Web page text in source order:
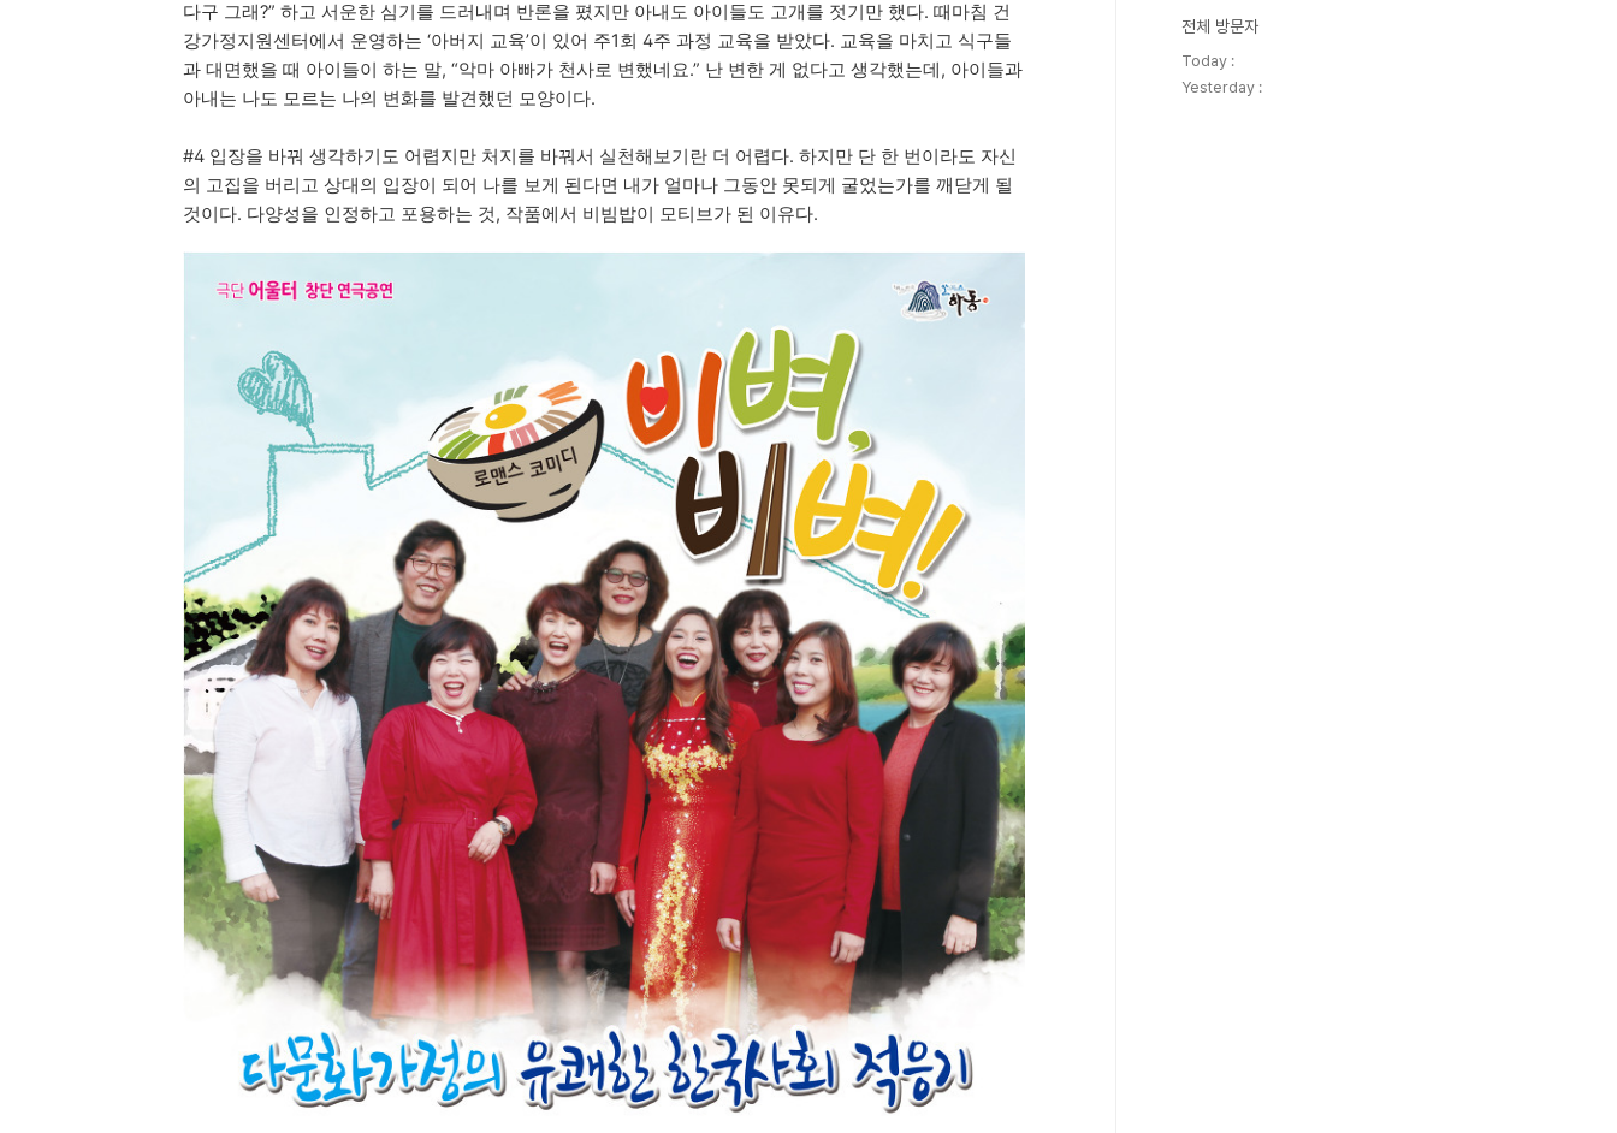
다구 그래?” 하고 서운한 심기를 드러내며 반론을 폈지만 아내도 아이들도 고개를 젓기만 했다. 때마침 건
강가정지원센터에서 운영하는 ‘아버지 교육’이 있어 주1회 4주 과정 교육을 받았다. 교육을 마치고 식구들
과 대면했을 때 아이들이 하는 말, “악마 아빠가 천사로 변했네요.” 난 변한 게 없다고 생각했는데, 아이들과
아내는 나도 모르는 나의 변화를 발견했던 모양이다.
#4 입장을 바꿔 생각하기도 어렵지만 처지를 바꿔서 실천해보기란 더 어렵다. 하지만 단 한 번이라도 자신
의 고집을 버리고 상대의 입장이 되어 나를 보게 된다면 내가 얼마나 그동안 못되게 굴었는가를 깨닫게 될
것이다. 다양성을 인정하고 포용하는 것, 작품에서 비빔밥이 모티브가 된 이유다.
전체 방문자
Today :
Yesterday :